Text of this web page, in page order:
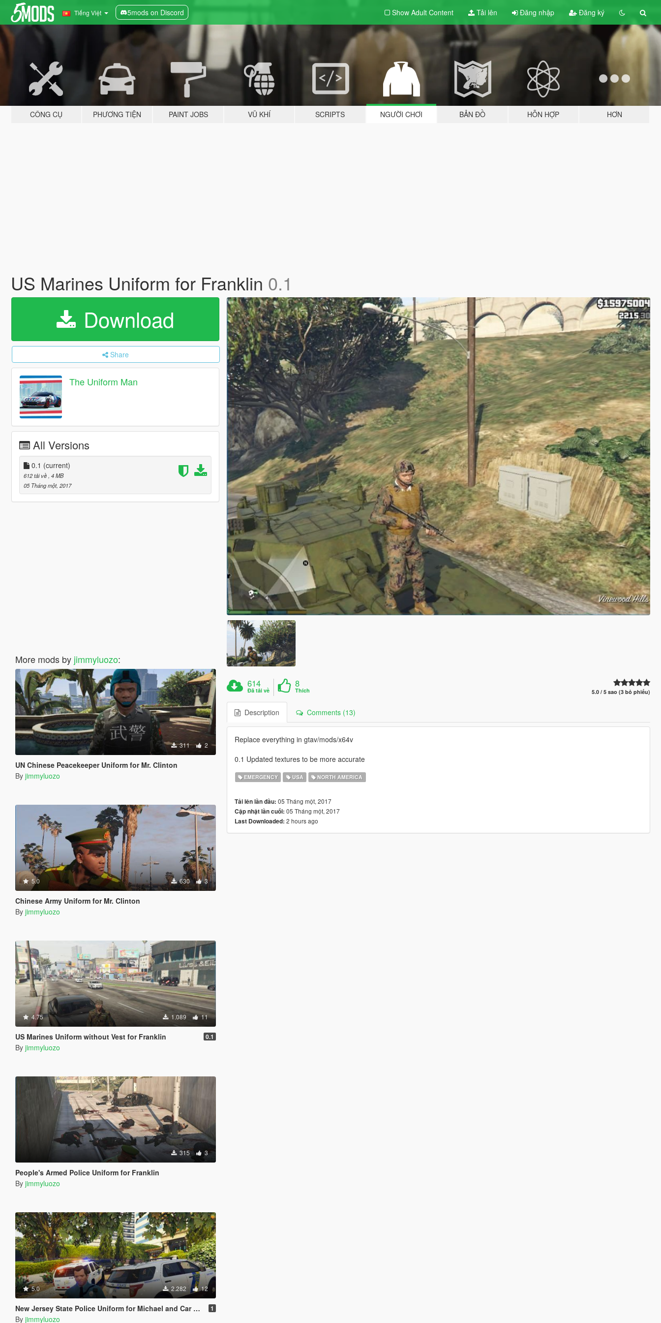
Tiếng Việt 5mods on Discord Show Adult Content Tải lên Đăng nhập Đăng ký
CÔNG CỤ PHƯƠNG TIỆN PAINT JOBS VŨ KHÍ SCRIPTS NGƯỜI CHƠI BẢN ĐỒ HỖN HỢP HƠN
US Marines Uniform for Franklin 0.1
Download
Share
The Uniform Man
All Versions
0.1 (current)
612 tải về , 4 MB
05 Tháng một, 2017
More mods by jimmyluozo:
311 2
UN Chinese Peacekeeper Uniform for Mr. Clinton
By jimmyluozo
5.0 630 3
Chinese Army Uniform for Mr. Clinton
By jimmyluozo
4.75 1.089 11
US Marines Uniform without Vest for Franklin 0.1
By jimmyluozo
315 3
People's Armed Police Uniform for Franklin
By jimmyluozo
5.0 2.282 12
New Jersey State Police Uniform for Michael and Car Pack 1
By jimmyluozo
614
Đã tải về
8
Thích 5.0 / 5 sao (3 bỏ phiếu)
Description Comments (13)
Replace everything in gtav/mods/x64v
0.1 Updated textures to be more accurate
EMERGENCY USA NORTH AMERICA
Tải lên lần đầu: 05 Tháng một, 2017
Cập nhật lần cuối: 05 Tháng một, 2017
Last Downloaded: 2 hours ago